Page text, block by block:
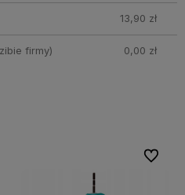
13,90 zł
firmy) 0,00 zł
Do
Do